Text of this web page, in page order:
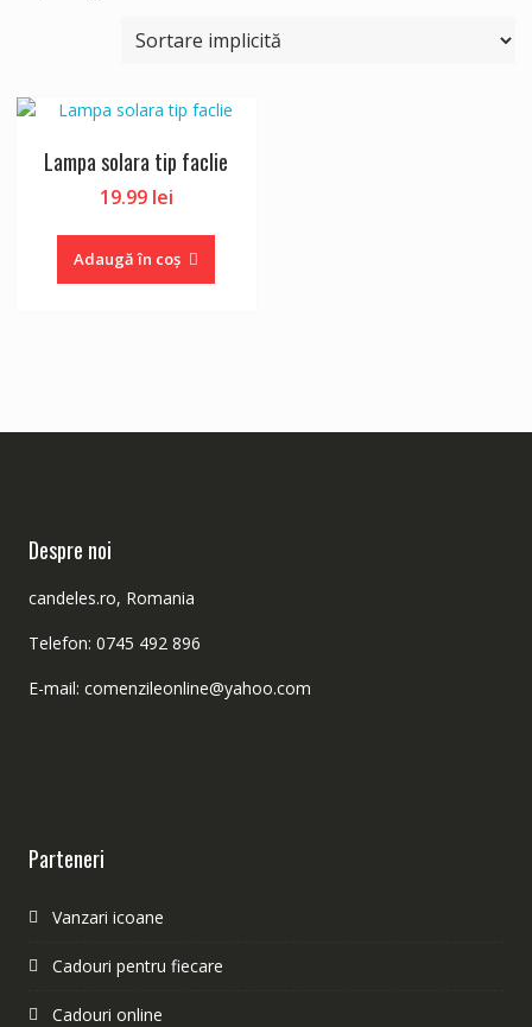
Lampa solara tip faclie
19.99 lei
Adaugă în coș
Despre noi
candeles.ro, Romania
Telefon: 0745 492 896
E-mail: comenzileonline@yahoo.com
Parteneri
Vanzari icoane
Cadouri pentru fiecare
Cadouri online